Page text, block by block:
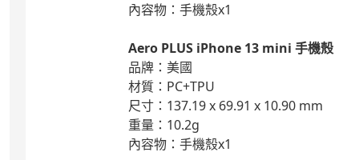
內容物：手機殼x1
Aero PLUS iPhone 13 mini 手機殼
品牌：美國
材質：PC+TPU
尺寸：137.19 x 69.91 x 10.90 mm
重量：10.2g
內容物：手機殼x1